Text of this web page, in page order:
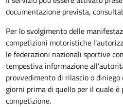
documentazione prevista,
Per lo svolgimento delle
competizioni motoristiche
le federazioni nazionali sportive
tempestiva informazione
provvedimento di rilascio o
giorni prima di quello per il quale
competizione.